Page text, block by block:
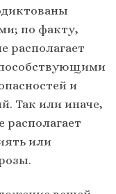
по факту,
располагает
и
Так или иначе,
или